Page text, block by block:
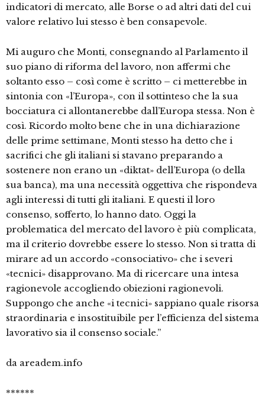
indicatori di mercato, alle Borse o ad altri dati del cui
valore relativo lui stesso è ben consapevole.
Mi auguro che Monti, consegnando al Parlamento il
suo piano di riforma del lavoro, non affermi che
soltanto esso – così come è scritto – ci metterebbe in
sintonia con «l’Europa», con il sottinteso che la sua
bocciatura ci allontanerebbe dall’Europa stessa. Non è
così. Ricordo molto bene che in una dichiarazione
delle prime settimane, Monti stesso ha detto che i
sacrifici che gli italiani si stavano preparando a
sostenere non erano un «diktat» dell’Europa (o della
sua banca), ma una necessità oggettiva che rispondeva
agli interessi di tutti gli italiani. E questi il loro
consenso, sofferto, lo hanno dato. Oggi la
problematica del mercato del lavoro è più complicata,
ma il criterio dovrebbe essere lo stesso. Non si tratta di
mirare ad un accordo «consociativo» che i severi
«tecnici» disapprovano. Ma di ricercare una intesa
ragionevole accogliendo obiezioni ragionevoli.
Suppongo che anche «i tecnici» sappiano quale risorsa
straordinaria e insostituibile per l’efficienza del sistema
lavorativo sia il consenso sociale.”
da areadem.info
******